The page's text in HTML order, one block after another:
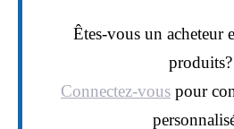
Êtes-vous un acheteur
produits?
Connectez-vous pour